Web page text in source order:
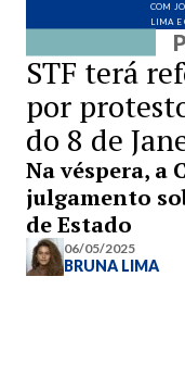
COM
LIMA E
STF terá
por
do 8 de
Na véspera, a
julgamento
de Estado
06/05/2025
BRUNA LIMA